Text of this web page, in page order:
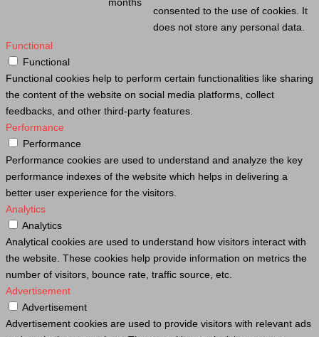
consented to the use of cookies. It
does not store any personal data.
Functional
Functional
Functional cookies help to perform certain functionalities like sharing
the content of the website on social media platforms, collect
feedbacks, and other third-party features.
Performance
Performance
Performance cookies are used to understand and analyze the key
performance indexes of the website which helps in delivering a
better user experience for the visitors.
Analytics
Analytics
Analytical cookies are used to understand how visitors interact with
the website. These cookies help provide information on metrics the
number of visitors, bounce rate, traffic source, etc.
Advertisement
Advertisement
Advertisement cookies are used to provide visitors with relevant ads